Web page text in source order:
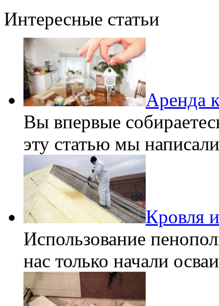
Интересные статьи
Аренда
Вы впервые
эту статью мы
Кровля
Использование
нас только начали